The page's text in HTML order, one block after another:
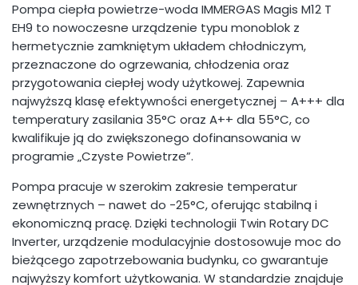
Pompa ciepła powietrze-woda IMMERGAS Magis M12 T
EH9 to nowoczesne urządzenie typu monoblok z
hermetycznie zamkniętym układem chłodniczym,
przeznaczone do ogrzewania, chłodzenia oraz
przygotowania ciepłej wody użytkowej. Zapewnia
najwyższą klasę efektywności energetycznej – A+++ dla
temperatury zasilania 35°C oraz A++ dla 55°C, co
kwalifikuje ją do zwiększonego dofinansowania w
programie „Czyste Powietrze”.
Pompa pracuje w szerokim zakresie temperatur
zewnętrznych – nawet do -25°C, oferując stabilną i
ekonomiczną pracę. Dzięki technologii Twin Rotary DC
Inverter, urządzenie modulacyjnie dostosowuje moc do
bieżącego zapotrzebowania budynku, co gwarantuje
najwyższy komfort użytkowania. W standardzie znajduje